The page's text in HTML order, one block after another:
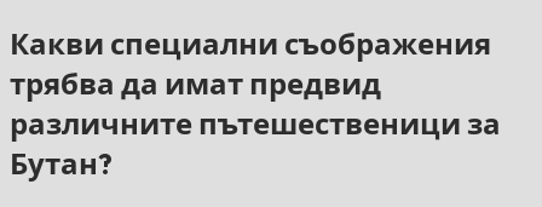
Какви специални съображения
трябва да имат предвид
различните пътешественици за
Бутан?